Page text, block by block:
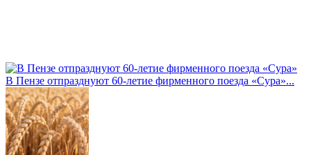
В Пензе отпразднуют 60-летие фирменного поезда «Сура»...